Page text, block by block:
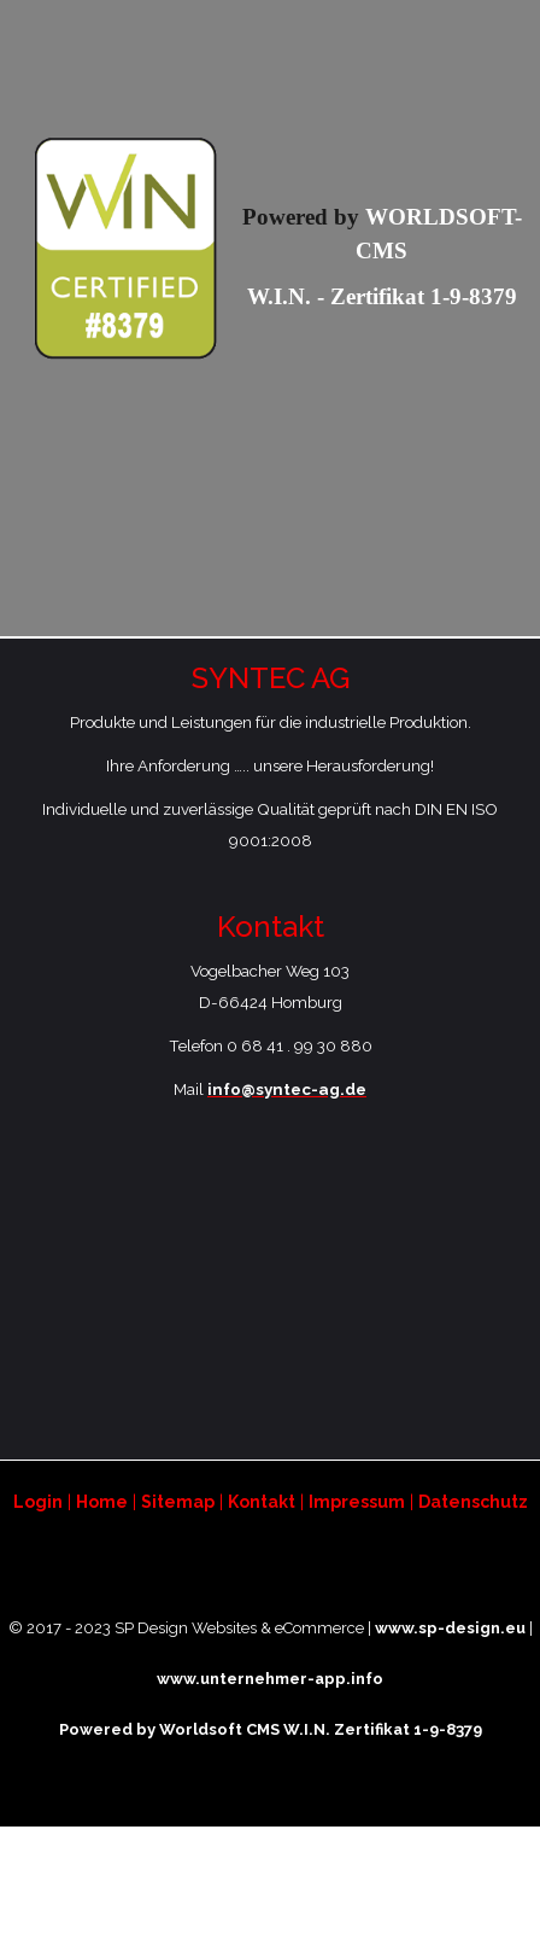
Powered by WORLDSOFT-
CMS
W.I.N. - Zertifikat 1-9-8379
SYNTEC AG
Produkte und Leistungen für die industrielle Produktion.
Ihre Anforderung ….. unsere Herausforderung!
Individuelle und zuverlässige Qualität geprüft nach DIN EN ISO
9001:2008
Kontakt
Vogelbacher Weg 103
​D-66424 Homburg
Telefon 0 68 41 . 99 30 880
Mail info@syntec-ag.de
Login Home Sitemap| Kontakt| Impressum Datenschutz
© 2017 - 2023 SP Design Websites & eCommerce | www.sp-design.eu
www.unternehmer-app.info
Powered by Worldsoft CMS W.I.N. Zertifikat 1-9-8379